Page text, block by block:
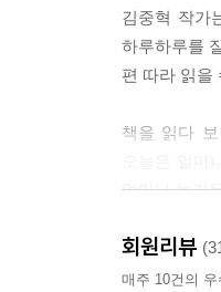
--- p.162
하루 종일 반
오른손잡이
--- p.196
김중혁 작가
하루하루를
편 따라 읽을
책을 읽다
얼마나 놀라
회원리뷰
매주 10건의